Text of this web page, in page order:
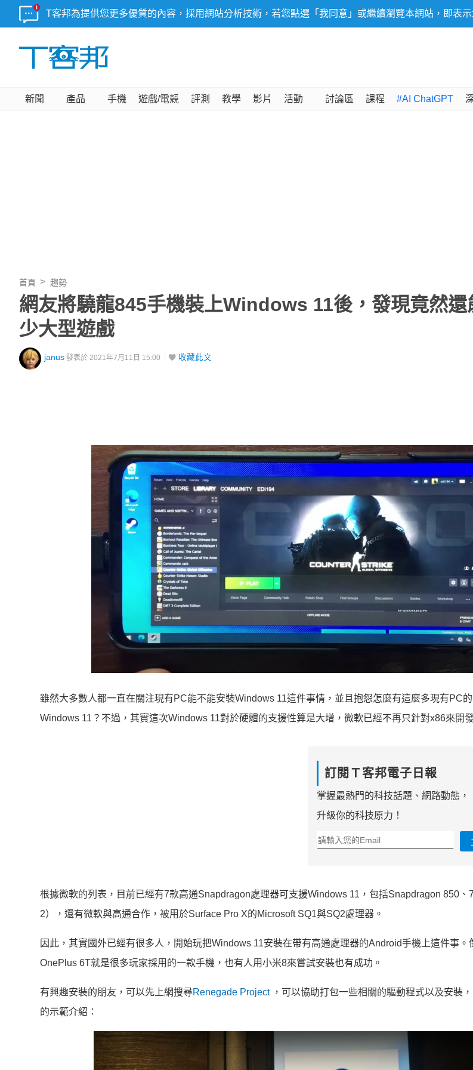
T客邦為提供您更多優質的內容，採用網站分析技術，若您點選「我同意」或繼續瀏覽本網站，即表
新聞 產品 手機 遊戲/電競 評測 教學 影片 活動 討論區 課程 #AI ChatGPT
首頁 趨勢
網友將驍龍845手機裝上Windows 11後，發現竟然還
少大型遊戲
janus 發表於 2021年7月11日 15:00 收藏此文
雖然大多數人都一直在關注現有PC能不能安裝Windows 11這件事情，並且抱怨怎麼有這麼多現有PC
Windows 11？不過，其實這次Windows 11對於硬體的支援性算是大增，微軟已經不再只針對x86來開
訂閱Ｔ客邦電子日報
掌握最熱門的科技話題、網路動態，
升級你的科技原力！
根據微軟的列表，目前已經有7款高通Snapdragon處理器可支援Windows 11，包括Snapdragon 850、
2），還有微軟與高通合作，被用於Surface Pro X的Microsoft SQ1與SQ2處理器。
因此，其實國外已經有很多人，開始玩把Windows 11安裝在帶有高通處理器的Android手機上這件事。
OnePlus 6T就是很多玩家採用的一款手機，也有人用小米8來嘗試安裝也有成功。
有興趣安裝的朋友，可以先上網搜尋Renegade Project，可以協助打包一些相關的驅動程式以及安裝
的示範介紹：